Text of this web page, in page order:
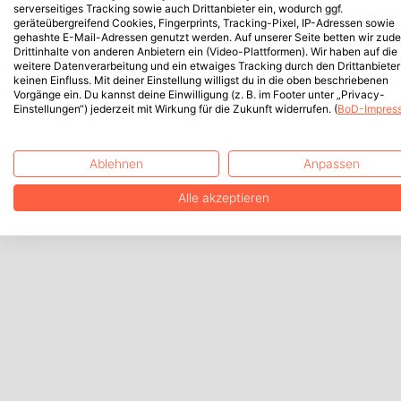
serverseitiges Tracking sowie auch Drittanbieter ein, wodurch ggf.
geräteübergreifend Cookies, Fingerprints, Tracking-Pixel, IP-Adressen sowie
gehashte E-Mail-Adressen genutzt werden. Auf unserer Seite betten wir
Drittinhalte von anderen Anbietern ein (Video-Plattformen). Wir haben auf die
weitere Datenverarbeitung und ein etwaiges Tracking durch den Drittanbieter
keinen Einfluss. Mit deiner Einstellung willigst du in die oben beschriebenen
Vorgänge ein. Du kannst deine Einwilligung (z. B. im Footer unter „Privacy-
Einstellungen“) jederzeit mit Wirkung für die Zukunft widerrufen. (BoD-
Ablehnen Anpassen
Alle akzeptieren